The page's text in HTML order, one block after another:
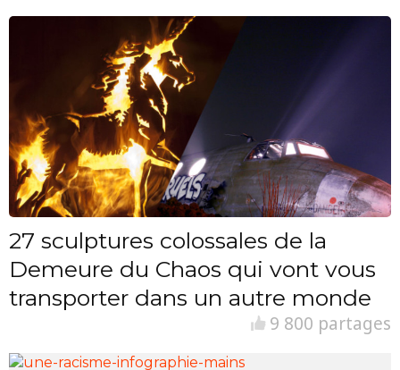
27 sculptures colossales de la
Demeure du Chaos qui vont vous
transporter dans un autre monde
9 800 partages